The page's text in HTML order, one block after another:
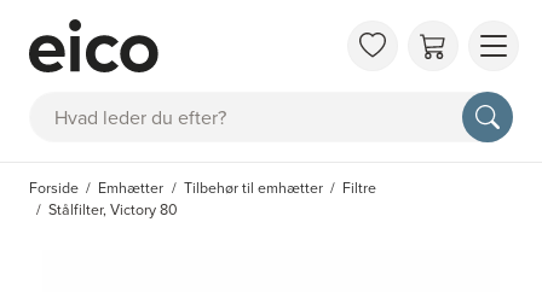
Søg
OM
FAQ
Forside Emhætter Tilbehør til emhætter
Filtre
Stålfilter, Victory 80